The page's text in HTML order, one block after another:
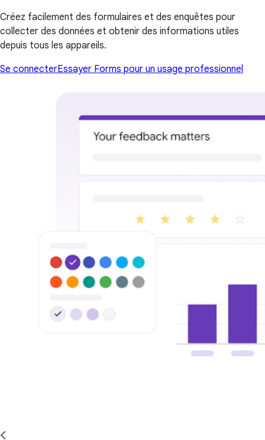
Créez facilement des formulaires et des enquêtes pour
collecter des données et obtenir des informations utiles
depuis tous les appareils.
Se connecterEssayer Forms pour un usage professionnel